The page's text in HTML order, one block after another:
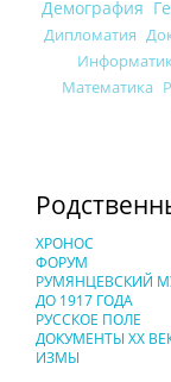
Демография
Дипломатия
Математика
ХРОНОС
ФОРУМ
РУМЯНЦЕВСКИЙ
ДО 1917 ГОДА
РУССКОЕ ПОЛЕ
ДОКУМЕНТЫ XX
ИЗМЫ